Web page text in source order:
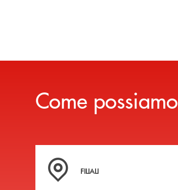
Come possiamo
Trova la filiale più vicina a te
FILIALI